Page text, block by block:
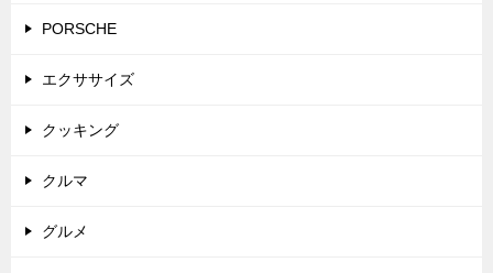
PORSCHE
エクササイズ
クッキング
クルマ
グルメ